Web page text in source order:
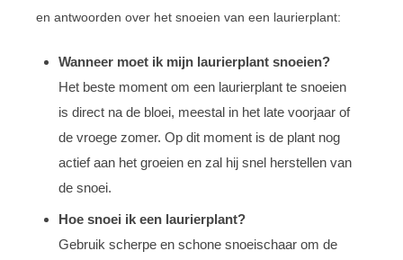
en antwoorden over het snoeien van een laurierplant:
Wanneer moet ik mijn laurierplant snoeien?
Het beste moment om een laurierplant te snoeien
is direct na de bloei, meestal in het late voorjaar of
de vroege zomer. Op dit moment is de plant nog
actief aan het groeien en zal hij snel herstellen van
de snoei.
Hoe snoei ik een laurierplant?
Gebruik scherpe en schone snoeischaar om de